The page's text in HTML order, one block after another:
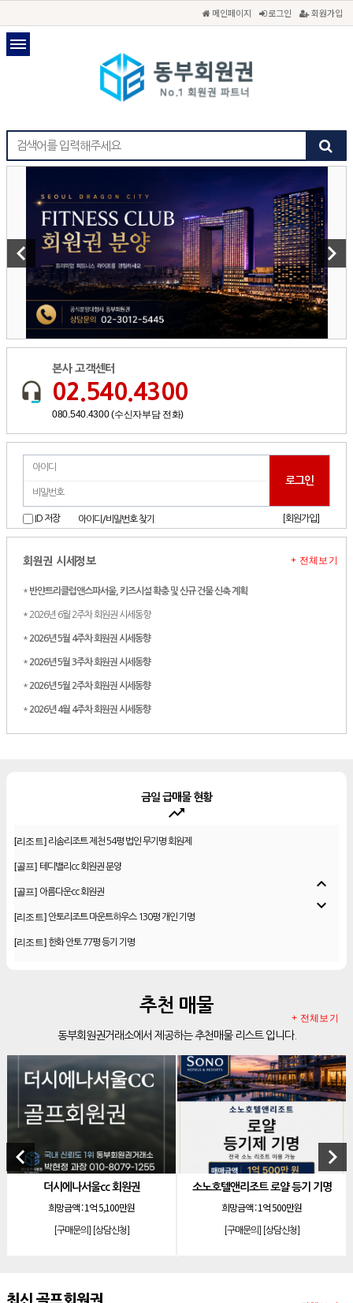
메인페이지 로그인 회원가입
keyboard_arrow_left keyboard_arrow_right
본사 고객센터
02.540.4300
080.540.4300 (수신자부담 전화)
ID 저장 아이디/비밀번호 찾기 [회원가입]
회원권 시세정보
* 반얀트리클럽앤스파서울, 키즈시설 확충 및 신규 건물 신축 계획
* 2026년 6월 2주차 회원권 시세동향
* 2026년 5월 4주차 회원권 시세동향
* 2026년 5월 3주차 회원권 시세동향
* 2026년 5월 2주차 회원권 시세동향
* 2026년 4월 4주차 회원권 시세동향
+ 전체보기
금일 급매물 현황
trending_up
[리조트] 리솜리조트 제천 54평 법인 무기명 회원제
[골프] 테디밸리cc 회원권 분양
[골프] 아름다운cc 회원권
[리조트] 안토리조트 마운트하우스 130평 개인 기명
[리조트] 한화 안토 77평 등기 기명
소노 이그젝큐티브 회원제 무기명
소노호텔앤리조트 로얄 회원제 기명
소노호텔앤리조트 로얄 회원제 기명
[리조트]
[리조트]소노호텔앤리조트 골드 회원제 무기명
[리조트]
[리조트]소노호텔앤리조트 스위트 등기 무기명
소노호텔앤리조트 스위트 등기 기명
[리조트] 소노호텔앤리조트 패밀리 등기 무기명
expand_less
expand_more
추천 매물
동부회원권거래소에서 제공하는 추천매물 리스트 입니다.
+ 전체보기
keyboard_arrow_left
소노호텔앤리조트 로얄 등기 기명
희망금액 :
[구매문의]
양주cc 골프
희망금액 :
[구매문의]
keyboard_arrow_right
최신 골프회원권